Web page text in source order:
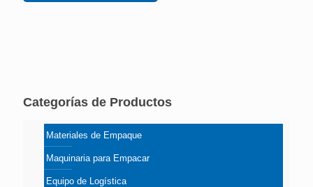
Categorías de Productos
Materiales de Empaque
Maquinaria para Empacar
Equipo de Logística